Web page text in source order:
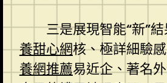
三是展現智能“新”
養甜心網核、極詳細驗
養網推薦易近企、著名